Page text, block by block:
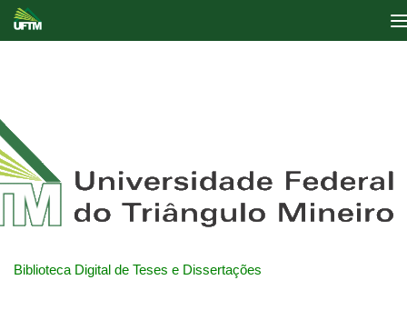
Biblioteca Digital de Teses e Dissertações